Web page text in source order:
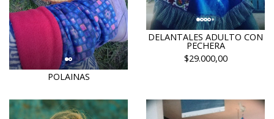
POLAINAS
DELANTALES ADULTO CON
PECHERA
$29.000,00